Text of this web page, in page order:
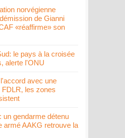
norvégienne
de Gianni
«réaffirme» son
le pays à la croisée
alerte l'ONU
avec une
FDLR, les zones
un gendarme détenu
armé AAKG retrouve la